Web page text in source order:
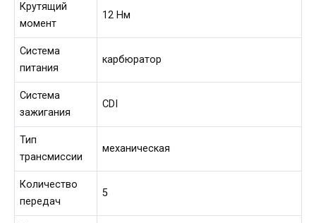
Крутящий
момент
12 Нм
Система
питания
карбюратор
Система
зажигания
CDI
Тип
трансмиссии
механическая
Количество
передач
5